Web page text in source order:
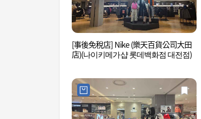
[事後免稅店] Nike (樂天百貨公司大田
店)(나이키메가샵 롯데백화점 대전점)